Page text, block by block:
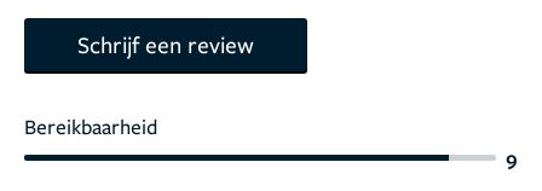
Schrijf een review
Bereikbaarheid
9